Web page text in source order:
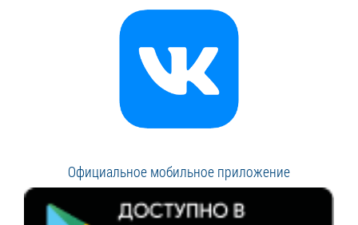
Официальное мобильное приложение